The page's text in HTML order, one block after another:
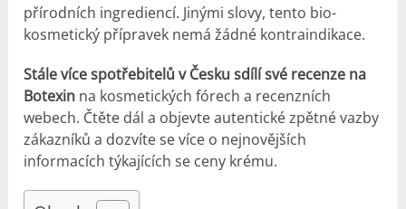
přírodních ingrediencí. Jinými slovy, tento bio-
kosmetický přípravek nemá žádné kontraindikace.
Stále více spotřebitelů v Česku sdílí své recenze na
Botexin na kosmetických fórech a recenzních
webech. Čtěte dál a objevte autentické zpětné vazby
zákazníků a dozvíte se více o nejnovějších
informacích týkajících se ceny krému.